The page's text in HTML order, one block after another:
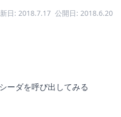
日: 2018.7.17 公開日: 2018.6.20
ーダを呼び出してみる